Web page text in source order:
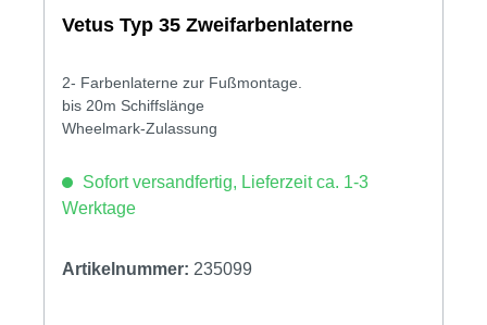
Vetus Typ 35 Zweifarbenlaterne
2- Farbenlaterne zur Fußmontage.
bis 20m Schiffslänge
Wheelmark-Zulassung
Sofort versandfertig, Lieferzeit ca. 1-3
Werktage
Artikelnummer: 235099